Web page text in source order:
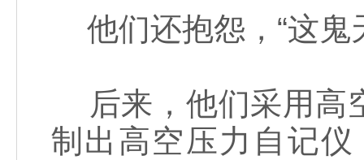
他们还抱怨，“这鬼
后来，他们采用高
制出高空压力自记